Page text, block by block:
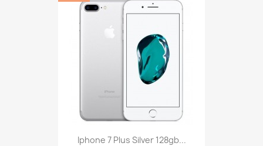
Iphone 7 Plus Silver 128gb...